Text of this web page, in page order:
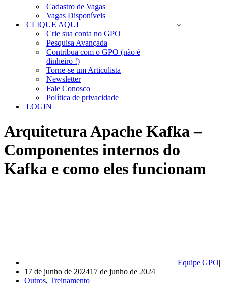
Cadastro de Vagas
Vagas Disponíveis
CLIQUE AQUI
Crie sua conta no GPO
Pesquisa Avançada
Contribua com o GPO (não é
dinheiro !)
Torne-se um Articulista
Newsletter
Fale Conosco
Política de privacidade
LOGIN
Arquitetura Apache Kafka –
Componentes internos do
Kafka e como eles funcionam
Equipe GPO
17 de junho de 202417 de junho de 2024
Outros, Treinamento